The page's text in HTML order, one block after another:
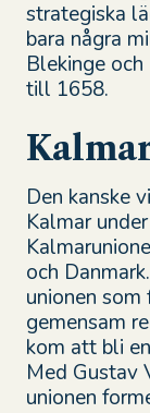
strategiska
bara några
Blekinge
till 1658.
Den kanske
Kalmar
och
unionen som
gemensam
kom att bli
Med Gustav
unionen